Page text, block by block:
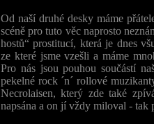
Od naší druhé desky máme
scéně pro tuto věc naprosto
hostů“ prostitucí, která je dnes
ze které jsme vzešli a máme
Pro nás jsou pouhou součástí
pekelné rock ´n´ rollové
Necrolaisen, který zde také
napsána a on jí vždy miloval - tak